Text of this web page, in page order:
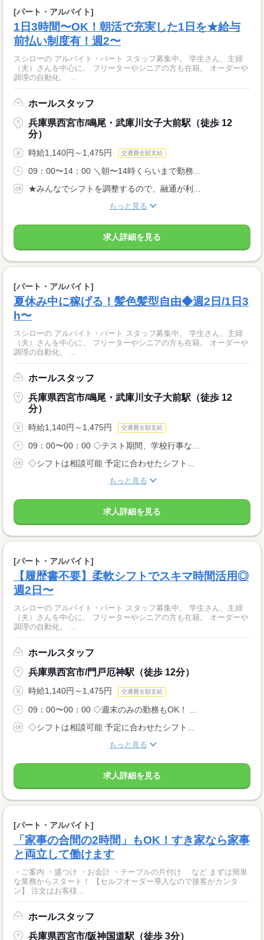
[パート・アルバイト]
1日3時間〜OK！朝活で充実した1日を★給与
前払い制度有！週2〜
スシローの アルバイト・パート スタッフ募集中。 学生さん、主婦
（夫）さんを中心に、 フリーターやシニアの方も在籍。 オーダーや
調理の自動化、 ...
ホールスタッフ
兵庫県西宮市/鳴尾・武庫川女子大前駅（徒歩 12
分）
時給1,140円～1,475円 交通費全額支給
09：00〜14：00 ＼朝〜14時くらいまで勤務...
★みんなでシフトを調整するので、融通が利...
もっと見る
求人詳細を見る
[パート・アルバイト]
夏休み中に稼げる！髪色髪型自由◆週2日/1日3
h〜
スシローの アルバイト・パート スタッフ募集中。 学生さん、主婦
（夫）さんを中心に、 フリーターやシニアの方も在籍。 オーダーや
調理の自動化、 ...
ホールスタッフ
兵庫県西宮市/鳴尾・武庫川女子大前駅（徒歩 12
分）
時給1,140円～1,475円 交通費全額支給
09：00〜00：00 ◇テスト期間、学校行事な...
◇シフトは相談可能 予定に合わせたシフト...
もっと見る
求人詳細を見る
[パート・アルバイト]
【履歴書不要】柔軟シフトでスキマ時間活用◎
週2日〜
スシローの アルバイト・パート スタッフ募集中。 学生さん、主婦
（夫）さんを中心に、 フリーターやシニアの方も在籍。 オーダーや
調理の自動化、 ...
ホールスタッフ
兵庫県西宮市/門戸厄神駅（徒歩 12分）
時給1,140円～1,475円 交通費全額支給
09：00〜00：00 ◇週末のみの勤務もOK！ ...
◇シフトは相談可能 予定に合わせたシフト...
もっと見る
求人詳細を見る
[パート・アルバイト]
「家事の合間の2時間」もOK！すき家なら家事
と両立して働けます
・ご案内 ・盛つけ ・お会計 ・テーブルの片付け など まずは簡単
な業務からスタート！ 【セルフオーダー導入なので接客がカンタ
ン】 注文はお客様...
ホールスタッフ
兵庫県西宮市/阪神国道駅（徒歩 3分）